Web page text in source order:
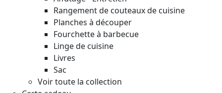
Rangement de couteaux de cuisine
Planches à découper
Fourchette à barbecue
Linge de cuisine
Livres
Sac
Voir toute la collection